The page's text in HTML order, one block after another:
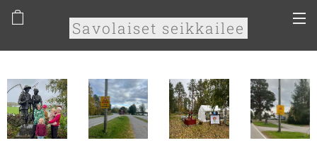
Savolaiset seikkailee